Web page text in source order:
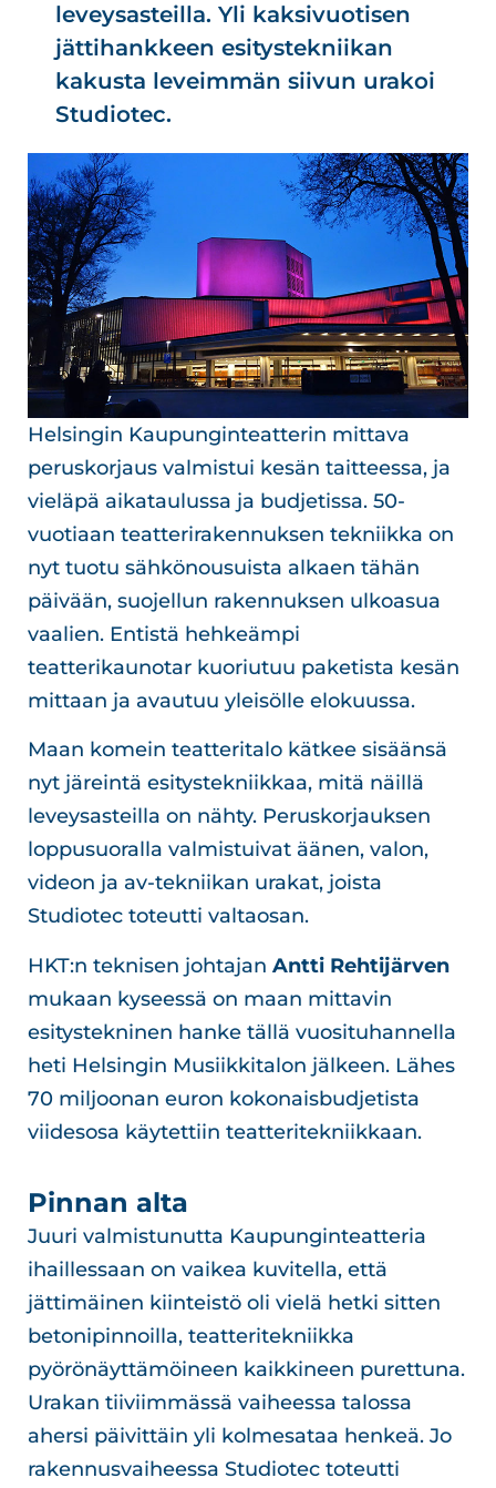
leveysasteilla. Yli kaksivuotisen
jättihankkeen esitystekniikan
kakusta leveimmän siivun urakoi
Studiotec.
Helsingin Kaupunginteatterin mittava
peruskorjaus valmistui kesän taitteessa, ja
vieläpä aikataulussa ja budjetissa. 50-
vuotiaan teatterirakennuksen tekniikka on
nyt tuotu sähkönousuista alkaen tähän
päivään, suojellun rakennuksen ulkoasua
vaalien. Entistä hehkeämpi
teatterikaunotar kuoriutuu paketista kesän
mittaan ja avautuu yleisölle elokuussa.
Maan komein teatteritalo kätkee sisäänsä
nyt järeintä esitystekniikkaa, mitä näillä
leveysasteilla on nähty. Peruskorjauksen
loppusuoralla valmistuivat äänen, valon,
videon ja av-tekniikan urakat, joista
Studiotec toteutti valtaosan.
HKT:n teknisen johtajan Antti Rehtijärven
mukaan kyseessä on maan mittavin
esitystekninen hanke tällä vuosituhannella
heti Helsingin Musiikkitalon jälkeen. Lähes
70 miljoonan euron kokonaisbudjetista
viidesosa käytettiin teatteritekniikkaan.
Pinnan alta
Juuri valmistunutta Kaupunginteatteria
ihaillessaan on vaikea kuvitella, että
jättimäinen kiinteistö oli vielä hetki sitten
betonipinnoilla, teatteritekniikka
pyörönäyttämöineen kaikkineen purettuna.
Urakan tiiviimmässä vaiheessa talossa
ahersi päivittäin yli kolmesataa henkeä. Jo
rakennusvaiheessa Studiotec toteutti